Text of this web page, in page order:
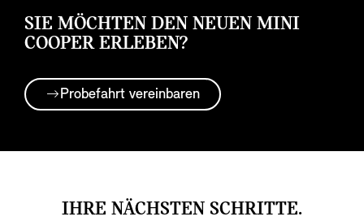
SIE MÖCHTEN DEN NEUEN MINI
COOPER ERLEBEN?
Probefahrt vereinbaren
IHRE NÄCHSTEN SCHRITTE.